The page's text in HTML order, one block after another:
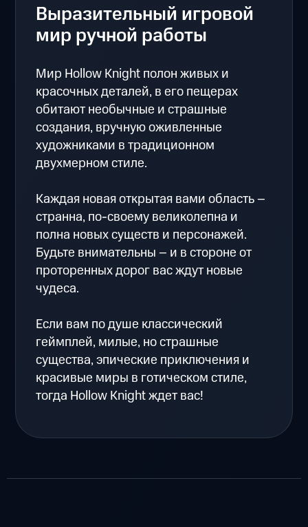
Выразительный игровой
мир ручной работы
Мир Hollow Knight полон живых и
красочных деталей, в его пещерах
обитают необычные и страшные
создания, вручную оживленные
художниками в традиционном
двухмерном стиле.
Каждая новая открытая вами область –
странна, по-своему великолепна и
полна новых существ и персонажей.
Будьте внимательны – и в стороне от
проторенных дорог вас ждут новые
чудеса.
Если вам по душе классический
геймплей, милые, но страшные
существа, эпические приключения и
красивые миры в готическом стиле,
тогда Hollow Knight ждет вас!